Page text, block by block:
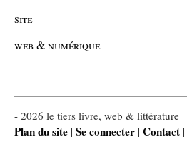
site
web & numérique
- 2026 le tiers livre, web & littérature
Plan du site | Se connecter | Contact |